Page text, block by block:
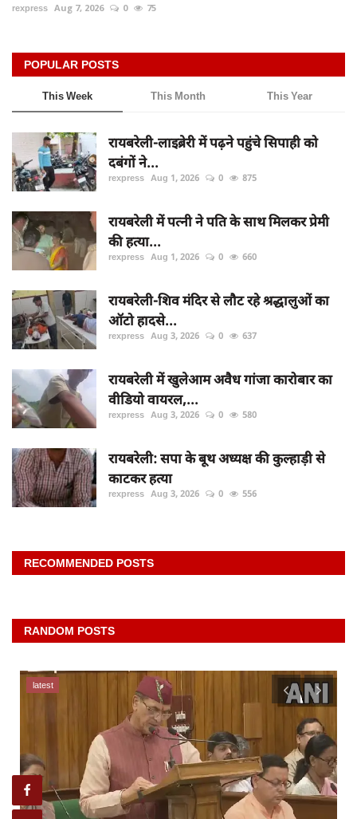
rexpress Aug 7, 2026 0 75
POPULAR POSTS
This Week This Month This Year
रायबरेली-लाइब्रेरी में पढ़ने पहुंचे सिपाही को
दबंगों ने...
rexpress Aug 1, 2026 0 875
रायबरेली में पत्नी ने पति के साथ मिलकर प्रेमी
की हत्या...
rexpress Aug 1, 2026 0 660
रायबरेली-शिव मंदिर से लौट रहे श्रद्धालुओं का
ऑटो हादसे...
rexpress Aug 3, 2026 0 637
रायबरेली में खुलेआम अवैध गांजा कारोबार का
वीडियो वायरल,...
rexpress Aug 3, 2026 0 580
रायबरेली: सपा के बूथ अध्यक्ष की कुल्हाड़ी से
काटकर हत्या
rexpress Aug 3, 2026 0 556
RECOMMENDED POSTS
RANDOM POSTS
latest